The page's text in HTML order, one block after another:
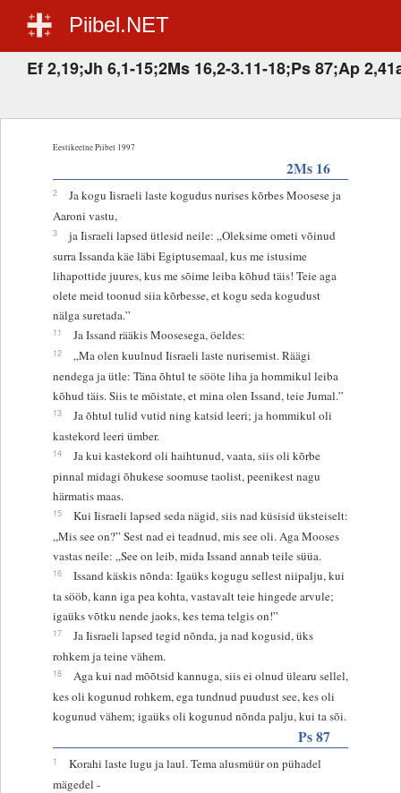
Piibel.NET
Ef 2,19;Jh 6,1-15;2Ms 16,2-3.11-18;Ps 87;Ap
Eestikeelne Piibel 1997
2Ms 16
2
Ja kogu Iisraeli laste kogudus nurises kõrbes Moosese ja
Aaroni vastu,
3
ja Iisraeli lapsed ütlesid neile: „Oleksime ometi võinud
surra Issanda käe läbi Egiptusemaal, kus me istusime
lihapottide juures, kus me sõime leiba kõhud täis! Teie aga
olete meid toonud siia kõrbesse, et kogu seda kogudust
nälga suretada.”
11 Ja Issand rääkis Moosesega, öeldes:
12
„Ma olen kuulnud Iisraeli laste nurisemist. Räägi
nendega ja ütle: Täna õhtul te sööte liha ja hommikul leiba
kõhud täis. Siis te mõistate, et mina olen Issand, teie Jumal.”
13
Ja õhtul tulid vutid ning katsid leeri; ja hommikul oli
kastekord leeri ümber.
14
Ja kui kastekord oli haihtunud, vaata, siis oli kõrbe
pinnal midagi õhukese soomuse taolist, peenikest nagu
härmatis maas.
15
Kui Iisraeli lapsed seda nägid, siis nad küsisid üksteiselt:
„Mis see on?” Sest nad ei teadnud, mis see oli. Aga Mooses
vastas neile: „See on leib, mida Issand annab teile süüa.
16
Issand käskis nõnda: Igaüks kogugu sellest niipalju, kui
ta sööb, kann iga pea kohta, vastavalt teie hingede arvule;
igaüks võtku nende jaoks, kes tema telgis on!”
17
Ja Iisraeli lapsed tegid nõnda, ja nad kogusid, üks
rohkem ja teine vähem.
18
Aga kui nad mõõtsid kannuga, siis ei olnud ülearu sellel,
kes oli kogunud rohkem, ega tundnud puudust see, kes oli
kogunud vähem; igaüks oli kogunud nõnda palju, kui ta sõi.
Ps 87
1
Korahi laste lugu ja laul. Tema alusmüür on pühadel
mägedel -